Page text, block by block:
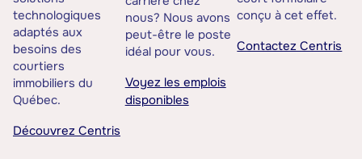
technologiques
adaptés aux
besoins des
courtiers
immobiliers du
Québec.
Découvrez Centris
nous? Nous avons
peut-être le poste
idéal pour vous.
Voyez les emplois
disponibles
conçu à cet effet.
Contactez Centris